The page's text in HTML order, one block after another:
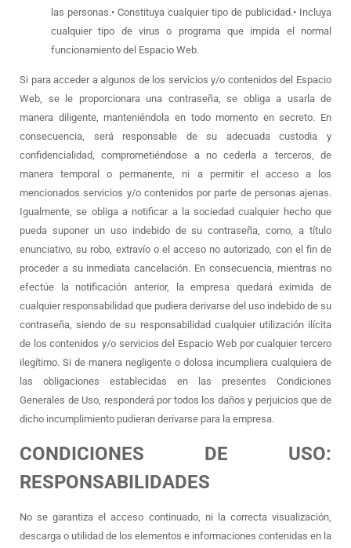
las personas.• Constituya cualquier tipo de publicidad.• Incluya
cualquier tipo de virus o programa que impida el normal
funcionamiento del Espacio Web.
Si para acceder a algunos de los servicios y/o contenidos del Espacio
Web, se le proporcionara una contraseña, se obliga a usarla de
manera diligente, manteniéndola en todo momento en secreto. En
consecuencia, será responsable de su adecuada custodia y
confidencialidad, comprometiéndose a no cederla a terceros, de
manera temporal o permanente, ni a permitir el acceso a los
mencionados servicios y/o contenidos por parte de personas ajenas.
Igualmente, se obliga a notificar a la sociedad cualquier hecho que
pueda suponer un uso indebido de su contraseña, como, a título
enunciativo, su robo, extravío o el acceso no autorizado, con el fin de
proceder a su inmediata cancelación. En consecuencia, mientras no
efectúe la notificación anterior, la empresa quedará eximida de
cualquier responsabilidad que pudiera derivarse del uso indebido de su
contraseña, siendo de su responsabilidad cualquier utilización ilícita
de los contenidos y/o servicios del Espacio Web por cualquier tercero
ilegítimo. Si de manera negligente o dolosa incumpliera cualquiera de
las obligaciones establecidas en las presentes Condiciones
Generales de Uso, responderá por todos los daños y perjuicios que de
dicho incumplimiento pudieran derivarse para la empresa.
CONDICIONES DE USO:
RESPONSABILIDADES
No se garantiza el acceso continuado, ni la correcta visualización,
descarga o utilidad de los elementos e informaciones contenidas en la